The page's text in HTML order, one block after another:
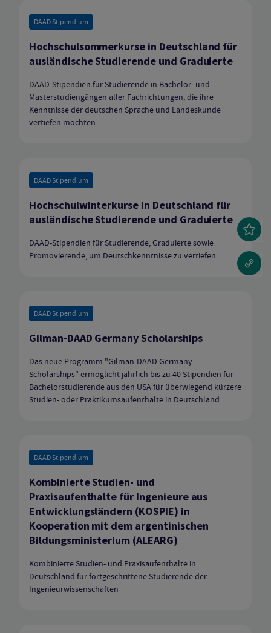
DAAD Stipendium
Hochschulsommerkurse in Deutschland für
ausländische Studierende und Graduierte
DAAD-Stipendien für Studierende in Bachelor- und
Masterstudiengängen aller Fachrichtungen, die ihre
Kenntnisse der deutschen Sprache und Landeskunde
vertiefen möchten.
DAAD Stipendium
Hochschulwinterkurse in Deutschland für
ausländische Studierende und Graduierte
DAAD-Stipendien für Studierende, Graduierte sowie
Promovierende, um Deutschkenntnisse zu vertiefen
DAAD Stipendium
Gilman-DAAD Germany Scholarships
Das neue Programm "Gilman-DAAD Germany
Scholarships" ermöglicht jährlich bis zu 40 Stipendien für
Bachelorstudierende aus den USA für überwiegend kürzere
Studien- oder Praktikumsaufenthalte in Deutschland.
DAAD Stipendium
Kombinierte Studien- und
Praxisaufenthalte für Ingenieure aus
Entwicklungsländern (KOSPIE) in
Kooperation mit dem argentinischen
Bildungsministerium (ALEARG)
Kombinierte Studien- und Praxisaufenthalte in
Deutschland für fortgeschrittene Studierende der
Ingenieurwissenschaften